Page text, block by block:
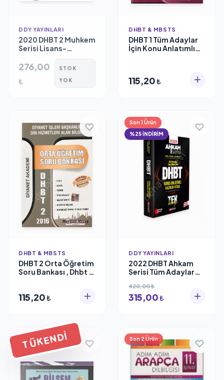
DDY YAYINLARI
2020 DHBT 2 Muhkem
Serisi Lisans-
Çözümlü 10 Deneme,
Ddy Yayınları
276,00
₺
STOK
YOK
DHBT & MBSTS
DHBT 1 Tüm Adaylar
İçin Konu Anlatımlı
115,20₺
DHBT & MBSTS
DHBT 2 Orta Öğretim
Soru Bankası , Dhbt &
115,20₺
Son 1 Ürün
%25 İNDİRİM
DDY YAYINLARI
2022 DHBT Ahkam
Serisi Tüm Adaylar
Hazırlık Kitabı, Ddy
Yayınları
420,00 ₺
315,00₺
TÜKENDI Son 2 Ürün